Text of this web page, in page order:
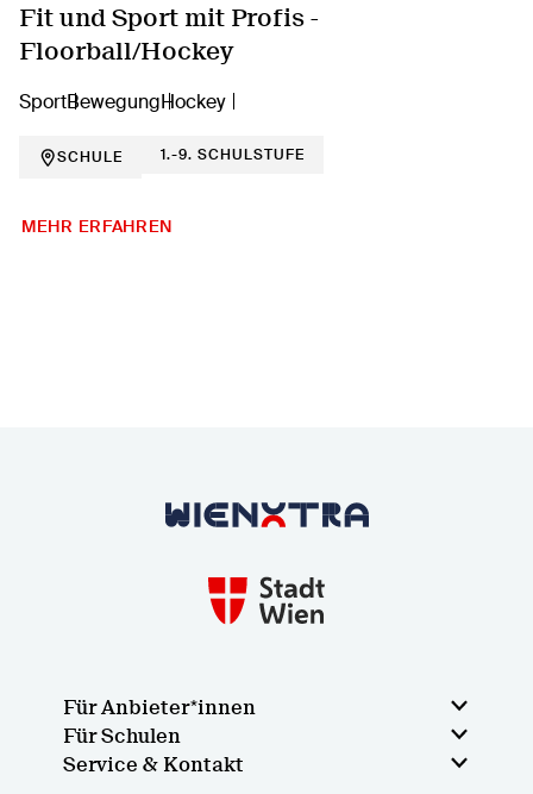
Fit und Sport mit Profis -
Floorball/Hockey
SportBewegungHockey
SCHULE 1.-9. SCHULSTUFE
MEHR ERFAHREN
Zurück zur Startseite
Für Anbieter*innen
Für Schulen
Service & Kontakt